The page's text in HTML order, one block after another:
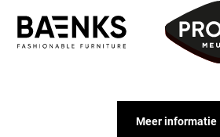
Meer informatie